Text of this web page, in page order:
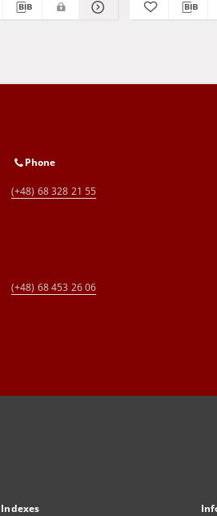
Phone
(+48) 68 328 21 55
(+48) 68 453 26 06
Indexes